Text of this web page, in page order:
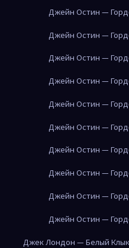
Джейн Остин —
Джейн Остин —
Джейн Остин —
Джейн Остин —
Джейн Остин —
Джейн Остин —
Джейн Остин —
Джейн Остин —
Джейн Остин —
Джейн Остин —
Джек Лондон — Белый Клык